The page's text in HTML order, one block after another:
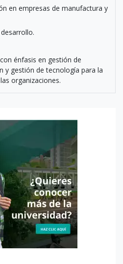
en empresas de manufactura y
énfasis en gestión de
y gestión de tecnología para la
organizaciones.